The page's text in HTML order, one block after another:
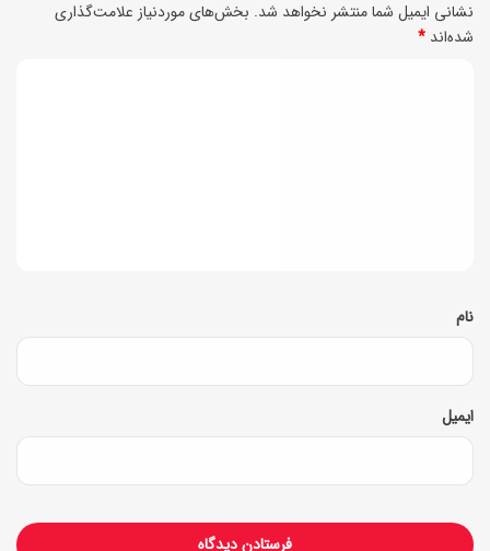
ت
نشانی ایمیل شما منتشر نخواهد شد. بخش‌های موردنیاز علامت‌گذاری
شده‌اند *
*
نام
ایمیل